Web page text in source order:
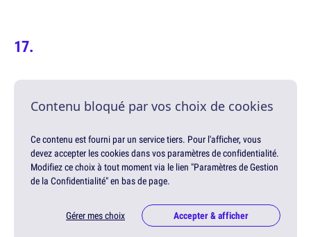
Contenu bloqué par vos choix de cookies
Ce contenu est fourni par un service tiers. Pour l'afficher, vous
devez accepter les cookies dans vos paramètres de confidentialité.
Modifiez ce choix à tout moment via le lien "Paramètres de Gestion
de la Confidentialité" en bas de page.
Gérer mes choix Accepter & afficher